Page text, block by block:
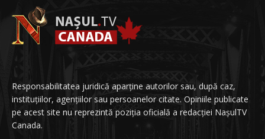
Responsabilitatea juridică aparține autorilor sau, după caz,
instituțiilor, agențiilor sau persoanelor citate. Opiniile publicate
pe acest site nu reprezintă poziția oficială a redacției NașulTV
Canada.